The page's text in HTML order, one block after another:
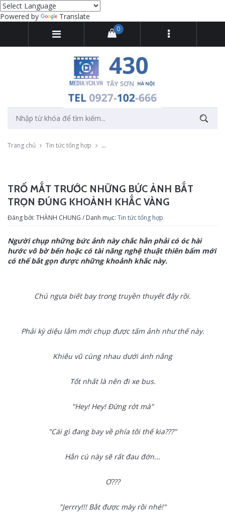
Powered by Translate
0
Trang chủ Tin tức tổng hợp Trố mắt trước những bức ảnh bắt trọn
TRỐ MẮT TRƯỚC NHỮNG BỨC ẢNH BẮT
TRỌN ĐÚNG KHOẢNH KHẮC VÀNG
Đăng bởi: THÀNH CHUNG / Danh mục: Tin tức tổng hợp
Người chụp những bức ảnh này chắc hẳn phải có óc hài
hước vô bờ bến hoặc có tài năng nghệ thuật thiên bẩm mới
có thể bắt gọn được những khoảnh khắc này.
Chú ngựa biết bay trong truyền thuyết đây rồi.
Phải kỳ diệu lắm mới chụp được tấm ảnh như thế này.
Khiêu vũ cùng nhau dưới ánh nắng
Tốt nhất là nên đi xe bus.
"Hey! Hey! Đừng rớt mà"
"Cái gì đang bay về phía tôi thế kia???"
Hẳn cú này sẽ rất đau đớn...
Ơ???
"Jerrry!!! Bắt được mày rồi nhé!"